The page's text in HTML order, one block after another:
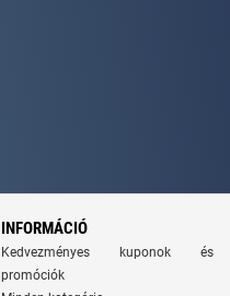
INFORMÁCIÓ
Kedvezményes kuponok és
promóciók